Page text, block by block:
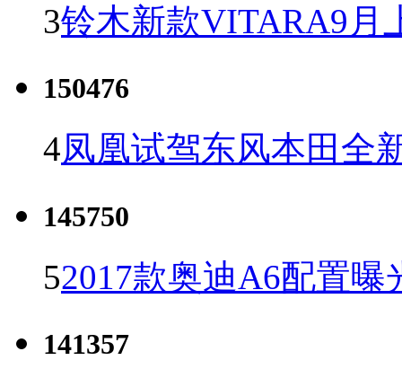
3铃木新款VITARA9月
150476
4凤凰试驾东风本田全
145750
52017款奥迪A6配置曝
141357